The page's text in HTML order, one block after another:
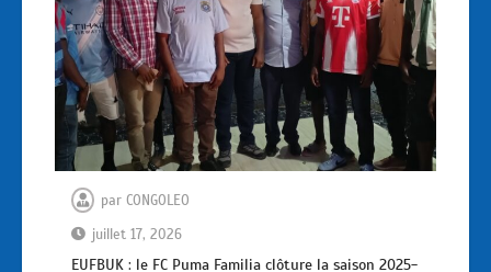
par CONGOLEO
juillet 17, 2026
EUFBUK : le FC Puma Familia clôture la saison 2025-